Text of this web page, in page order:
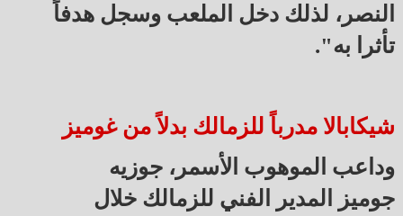
النصر، لذلك دخل الملعب وسجل هدفاً
تأثرا به".
شيكابالا مدرباً للزمالك بدلاً من غوميز
وداعب الموهوب الأسمر، جوزيه
جوميز المدير الفني للزمالك خلال